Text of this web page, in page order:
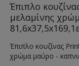
Έπιπλο
μελαμίνης
Έπιπλο κουζίνας
χρώμα μαύρο -